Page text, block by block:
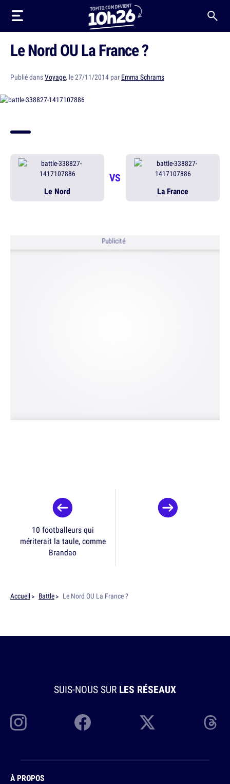
Le Nord OU La France ?
Publié dansVoyage, le 27/11/2014 par Emma Schrams
Le Nord
VS
La France
Publicité
10 footballeurs qui
mériterait la taule, comme
Brandao
Accueil Battle Le Nord OU La France ?
SUIS-NOUS SUR LES RÉSEAUX
À PROPOS